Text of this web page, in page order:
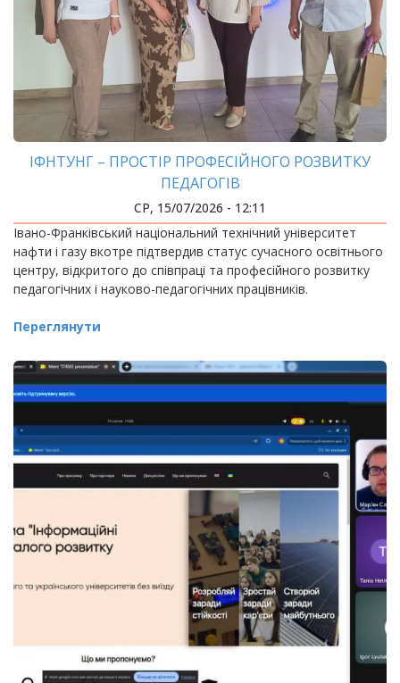
ІФНТУНГ – ПРОСТІР ПРОФЕСІЙНОГО РОЗВИТКУ
ПЕДАГОГІВ
СР, 15/07/2026 - 12:11
Івано-Франківський національний технічний університет
нафти і газу вкотре підтвердив статус сучасного освітнього
центру, відкритого до співпраці та професійного розвитку
педагогічних і науково-педагогічних працівників.
Переглянути